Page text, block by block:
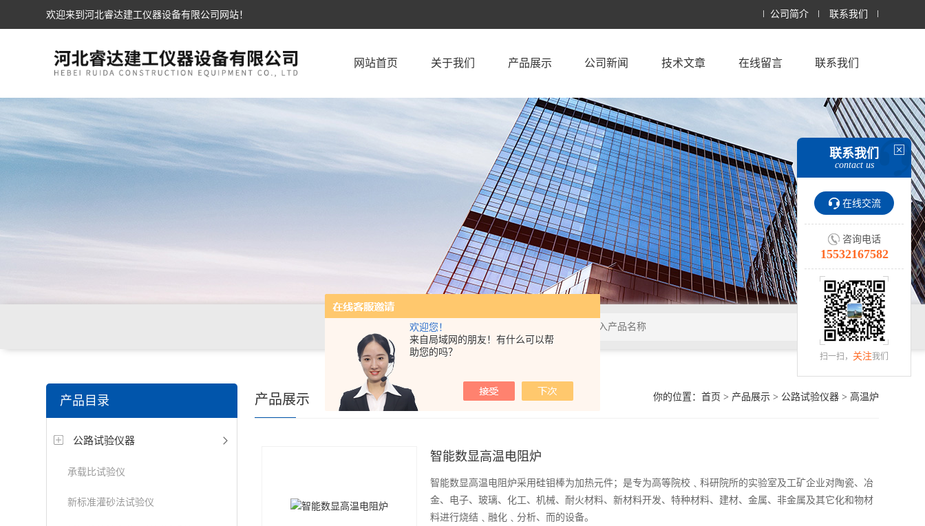
欢迎您！
来自局域网的朋友！有什么可以帮
助您的吗？
欢迎来到河北睿达建工仪器设备有限公司网站！ 公司简介 联系我们
网站首页 关于我们 产品展示 公司新闻 技术文章 在线留言 联系我们
产品目录
公路试验仪器
承载比试验仪
新标准灌砂法试验仪
你的位置： 首页 > 产品展示> 公路试验仪器> 高温炉
产品展示
智能数显高温电阻炉
智能数显高温电阻炉采用硅钼棒为加热元件；是专为高等院校﹑科研院所的实验室及工矿企业对陶瓷、冶
金、电子、玻璃、化工、机械、耐火材料、新材料开发、特种材料、建材、金属、非金属及其它化和物材
料进行烧结﹑融化﹑分析、而的设备。
联系我们
contact us
在线交流
咨询电话
15532167582
扫一扫， 关注我们